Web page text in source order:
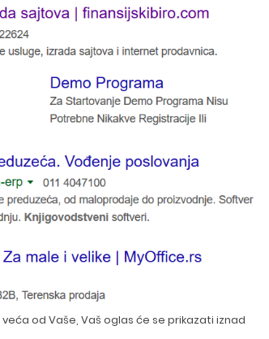
od Vaše, Vaš oglas će se prikazati iznad